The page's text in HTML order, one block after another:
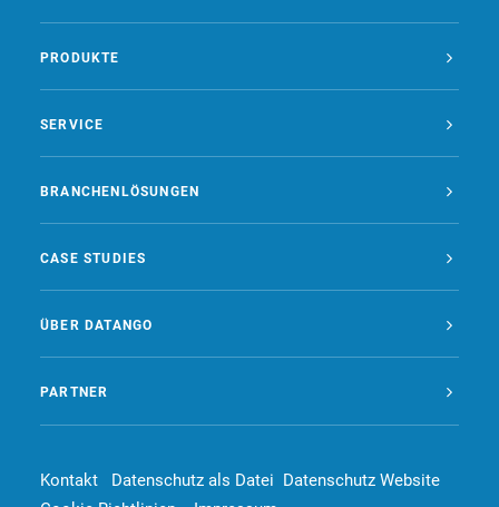
PRODUKTE
SERVICE
BRANCHENLÖSUNGEN
CASE STUDIES
ÜBER DATANGO
PARTNER
Kontakt Datenschutz als Datei Datenschutz Website